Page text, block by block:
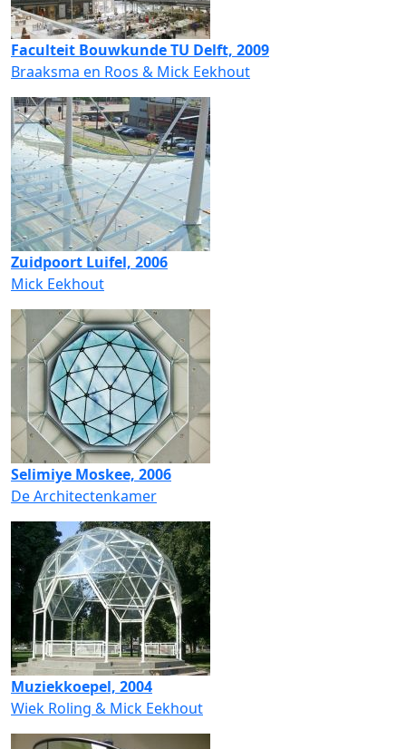
Faculteit Bouwkunde TU Delft, 2009
Braaksma en Roos & Mick Eekhout
Zuidpoort Luifel, 2006
Mick Eekhout
Selimiye Moskee, 2006
De Architectenkamer
Muziekkoepel, 2004
Wiek Roling & Mick Eekhout